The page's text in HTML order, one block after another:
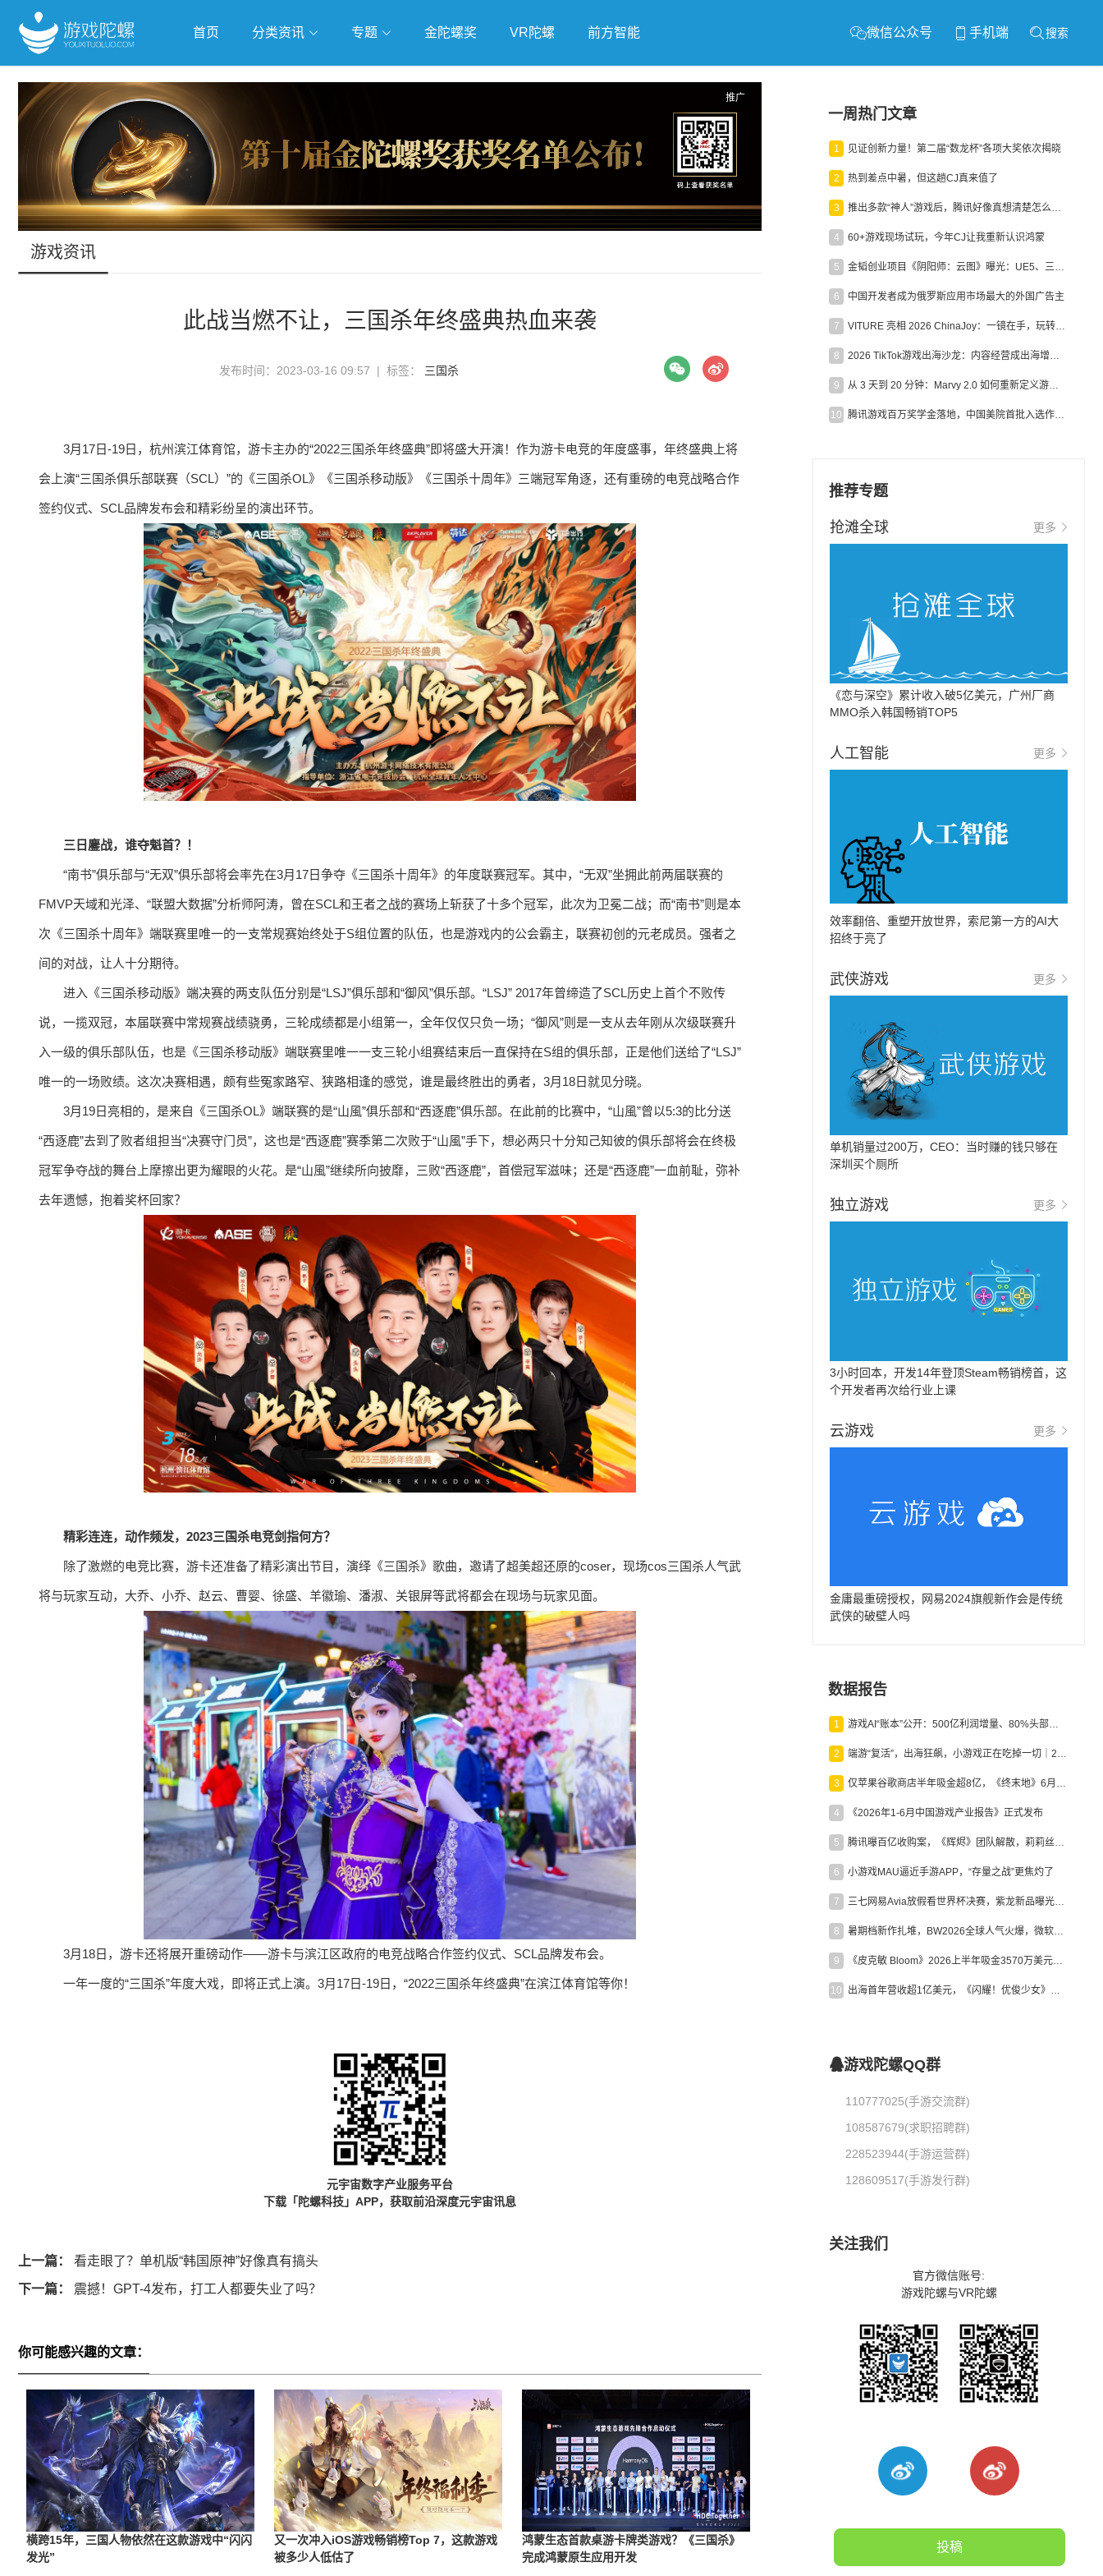
首页 分类资讯 专题
抢滩全球 人工智能 武侠游戏 独立游戏 云游戏
跨界Talk
金陀螺奖 VR陀螺 前方智能 微信公众号 手机端 搜索
推广
游戏资讯
此战当燃不让，三国杀年终盛典热血来袭
发布时间：2023-03-16 09:57 | 标签： 三国杀
3月17日-19日，杭州滨江体育馆，游卡主办的“2022三国杀年终盛典”即将盛大开演！作为游卡电竞的年度盛事，年终盛典上将
会上演“三国杀俱乐部联赛（SCL）”的《三国杀OL》《三国杀移动版》《三国杀十周年》三端冠军角逐，还有重磅的电竞战略合作
签约仪式、SCL品牌发布会和精彩纷呈的演出环节。
三日鏖战，谁夺魁首？！
“南书”俱乐部与“无双”俱乐部将会率先在3月17日争夺《三国杀十周年》的年度联赛冠军。其中，“无双”坐拥此前两届联赛的
FMVP天域和光泽、“联盟大数据”分析师阿涛，曾在SCL和王者之战的赛场上斩获了十多个冠军，此次为卫冕二战；而“南书”则是本
次《三国杀十周年》端联赛里唯一的一支常规赛始终处于S组位置的队伍，也是游戏内的公会霸主，联赛初创的元老成员。强者之
间的对战，让人十分期待。
进入《三国杀移动版》端决赛的两支队伍分别是“LSJ”俱乐部和“御风”俱乐部。“LSJ” 2017年曾缔造了SCL历史上首个不败传
说，一揽双冠，本届联赛中常规赛战绩骁勇，三轮成绩都是小组第一，全年仅仅只负一场；“御风”则是一支从去年刚从次级联赛升
入一级的俱乐部队伍，也是《三国杀移动版》端联赛里唯一一支三轮小组赛结束后一直保持在S组的俱乐部，正是他们送给了“LSJ”
唯一的一场败绩。这次决赛相遇，颇有些冤家路窄、狭路相逢的感觉，谁是最终胜出的勇者，3月18日就见分晓。
3月19日亮相的，是来自《三国杀OL》端联赛的是“山風”俱乐部和“西逐鹿”俱乐部。在此前的比赛中，“山風”曾以5:3的比分送
“西逐鹿”去到了败者组担当“决赛守门员”，这也是“西逐鹿”赛季第二次败于“山風”手下，想必两只十分知己知彼的俱乐部将会在终极
冠军争夺战的舞台上摩擦出更为耀眼的火花。是“山風”继续所向披靡，三败“西逐鹿”，首偿冠军滋味；还是“西逐鹿”一血前耻，弥补
去年遗憾，抱着奖杯回家？
精彩连连，动作频发，2023三国杀电竞剑指何方？
除了激燃的电竞比赛，游卡还准备了精彩演出节目，演绎《三国杀》歌曲，邀请了超美超还原的coser，现场cos三国杀人气武
将与玩家互动，大乔、小乔、赵云、曹婴、徐盛、羊徽瑜、潘淑、关银屏等武将都会在现场与玩家见面。
3月18日，游卡还将展开重磅动作——游卡与滨江区政府的电竞战略合作签约仪式、SCL品牌发布会。
一年一度的“三国杀”年度大戏，即将正式上演。3月17日-19日，“2022三国杀年终盛典”在滨江体育馆等你！
元宇宙数字产业服务平台
下载「陀螺科技」APP，获取前沿深度元宇宙讯息
上一篇： 看走眼了？单机版“韩国原神”好像真有搞头
下一篇： 震撼！GPT-4发布，打工人都要失业了吗？
你可能感兴趣的文章：
横跨15年，三国人物依然在这款游戏中“闪闪
发光”
又一次冲入iOS游戏畅销榜Top 7，这款游戏
被多少人低估了
鸿蒙生态首款桌游卡牌类游戏？《三国杀》
完成鸿蒙原生应用开发
一周热门文章
1 见证创新力量！第二届“数龙杯”各项大奖依次揭晓
2 热到差点中暑，但这趟CJ真来值了
3 推出多款“神人”游戏后，腾讯好像真想清楚怎么做二次元了
4 60+游戏现场试玩，今年CJ让我重新认识鸿蒙
5 金韬创业项目《阴阳师：云图》曝光：UE5、三端互通、ARPG
6 中国开发者成为俄罗斯应用市场最大的外国广告主
7 VITURE 亮相 2026 ChinaJoy：一镜在手，玩转全场！
8 2026 TikTok游戏出海沙龙：内容经营成出海增长新引擎
9 从 3 天到 20 分钟：Marvy 2.0 如何重新定义游戏出海营销效率？
10 腾讯游戏百万奖学金落地，中国美院首批入选作品获业内关注
推荐专题
抢滩全球 更多
《恋与深空》累计收入破5亿美元，广州厂商
MMO杀入韩国畅销TOP5
人工智能 更多
效率翻倍、重塑开放世界，索尼第一方的AI大
招终于亮了
武侠游戏 更多
单机销量过200万，CEO：当时赚的钱只够在
深圳买个厕所
独立游戏 更多
3小时回本，开发14年登顶Steam畅销榜首，这
个开发者再次给行业上课
云游戏 更多
金庸最重磅授权，网易2024旗舰新作会是传统
武侠的破壁人吗
数据报告
1 游戏AI“账本”公开：500亿利润增量、80%头部入局，谁在闷声发财？
2 端游“复活”，出海狂飙，小游戏正在吃掉一切｜2026上半年产业报告
3 仅苹果谷歌商店半年吸金超8亿，《终末地》6月份收入显著回暖
4 《2026年1-6月中国游戏产业报告》正式发布
5 腾讯曝百亿收购案，《辉烬》团队解散，莉莉丝新作曝光｜陀螺周报
6 小游戏MAU逼近手游APP，“存量之战”更焦灼了
7 三七网易Avia放假看世界杯决赛，紫龙新品曝光，米哈游新作上线 | 陀螺周报
8 暑期档新作扎堆，BW2026全球人气火爆，微软XBOX大裁员|陀螺周报
9 《皮克敏 Bloom》2026上半年吸金3570万美元，中国台湾成最大市场
10 出海首年营收超1亿美元，《闪耀！优俊少女》美国市场占比达七成
游戏陀螺QQ群
110777025(手游交流群)
108587679(求职招聘群)
228523944(手游运营群)
128609517(手游发行群)
关注我们
官方微信账号:
游戏陀螺与VR陀螺
投稿